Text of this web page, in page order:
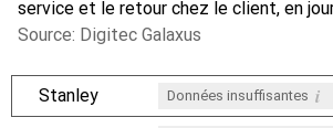
service et le retour chez le client, en
Source: Digitec Galaxus
Stanley Données insuffisantes i